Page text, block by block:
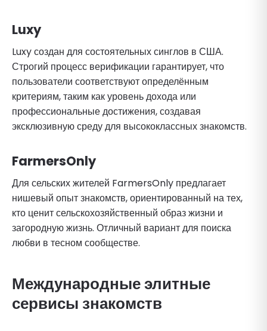
Luxy
Luxy создан для состоятельных синглов в США.
Строгий процесс верификации гарантирует, что
пользователи соответствуют определённым
критериям, таким как уровень дохода или
профессиональные достижения, создавая
эксклюзивную среду для высококлассных знакомств.
FarmersOnly
Для сельских жителей FarmersOnly предлагает
нишевый опыт знакомств, ориентированный на тех,
кто ценит сельскохозяйственный образ жизни и
загородную жизнь. Отличный вариант для поиска
любви в тесном сообществе.
Международные элитные
сервисы знакомств